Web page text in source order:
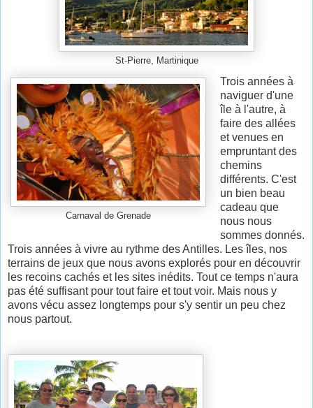
St-Pierre, Martinique
Carnaval de Grenade
Trois années à
naviguer d'une
île à l'autre, à
faire des allées
et venues en
empruntant des
chemins
différents. C'est
un bien beau
cadeau que
nous nous
sommes donnés.
Trois années à vivre au rythme des Antilles. Les îles, nos
terrains de jeux que nous avons explorés pour en découvrir
les recoins cachés et les sites inédits. Tout ce temps n'aura
pas été suffisant pour tout faire et tout voir. Mais nous y
avons vécu assez longtemps pour s'y sentir un peu chez
nous partout.